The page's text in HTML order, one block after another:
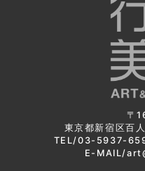
〒
東京都新宿区百
TEL/03-5937-
E-MAIL/